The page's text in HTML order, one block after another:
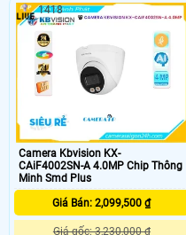
Camera Kbvision KX-
CAiF4002SN-A 4.0MP Chip Thông
Minh Smd Plus
Giá Bán: 2,099,500 ₫
Giá gốc: 3,230,000 ₫
1418